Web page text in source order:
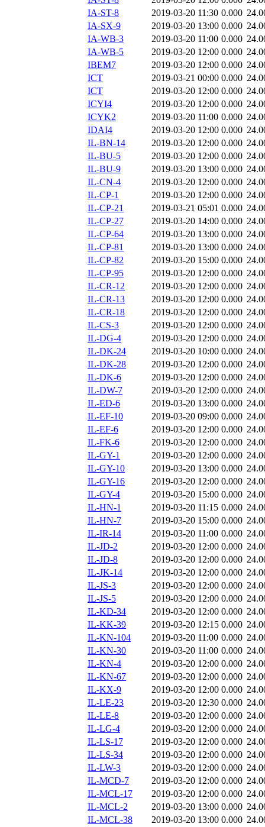
IA-ST-8
2019-03-20 11:30 0.000
IA-SX-9
2019-03-20 13:00 0.000
IA-WB-3
2019-03-20 11:00 0.000
IA-WB-5
2019-03-20 12:00 0.000
IBEM7
2019-03-20 12:00 0.000
ICT
2019-03-21 00:00 0.000
ICT
2019-03-20 12:00 0.000
ICYI4
2019-03-20 12:00 0.000
ICYK2
2019-03-20 11:00 0.000
IDAI4
2019-03-20 12:00 0.000
IL-BN-14
2019-03-20 12:00 0.000
IL-BU-5
2019-03-20 12:00 0.000
IL-BU-9
2019-03-20 13:00 0.000
IL-CN-4
2019-03-20 12:00 0.000
IL-CP-1
2019-03-20 12:00 0.000
IL-CP-21
2019-03-21 05:01 0.000
IL-CP-27
2019-03-20 14:00 0.000
IL-CP-64
2019-03-20 13:00 0.000
IL-CP-81
2019-03-20 13:00 0.000
IL-CP-82
2019-03-20 15:00 0.000
IL-CP-95
2019-03-20 12:00 0.000
IL-CR-12
2019-03-20 12:00 0.000
IL-CR-13
2019-03-20 12:00 0.000
IL-CR-18
2019-03-20 12:00 0.000
IL-CS-3
2019-03-20 12:00 0.000
IL-DG-4
2019-03-20 12:00 0.000
IL-DK-24
2019-03-20 10:00 0.000
IL-DK-28
2019-03-20 12:00 0.000
IL-DK-6
2019-03-20 12:00 0.000
IL-DW-7
2019-03-20 12:00 0.000
IL-ED-6
2019-03-20 13:00 0.000
IL-EF-10
2019-03-20 09:00 0.000
IL-EF-6
2019-03-20 12:00 0.000
IL-FK-6
2019-03-20 12:00 0.000
IL-GY-1
2019-03-20 12:00 0.000
IL-GY-10
2019-03-20 13:00 0.000
IL-GY-16
2019-03-20 12:00 0.000
IL-GY-4
2019-03-20 15:00 0.000
IL-HN-1
2019-03-20 11:15 0.000
IL-HN-7
2019-03-20 15:00 0.000
IL-IR-14
2019-03-20 11:00 0.000
IL-JD-2
2019-03-20 12:00 0.000
IL-JD-8
2019-03-20 12:00 0.000
IL-JK-14
2019-03-20 12:00 0.000
IL-JS-3
2019-03-20 12:00 0.000
IL-JS-5
2019-03-20 12:00 0.000
IL-KD-34
2019-03-20 12:00 0.000
IL-KK-39
2019-03-20 12:15 0.000
IL-KN-104
2019-03-20 11:00 0.000
IL-KN-30
2019-03-20 11:00 0.000
IL-KN-4
2019-03-20 12:00 0.000
IL-KN-67
2019-03-20 12:00 0.000
IL-KX-9
2019-03-20 12:00 0.000
IL-LE-23
2019-03-20 12:30 0.000
IL-LE-8
2019-03-20 12:00 0.000
IL-LG-4
2019-03-20 12:00 0.000
IL-LS-17
2019-03-20 12:00 0.000
IL-LS-34
2019-03-20 12:00 0.000
IL-LW-3
2019-03-20 12:00 0.000
IL-MCD-7
2019-03-20 12:00 0.000
IL-MCL-17
2019-03-20 12:00 0.000
IL-MCL-2
2019-03-20 13:00 0.000
IL-MCL-38
2019-03-20 13:00 0.000